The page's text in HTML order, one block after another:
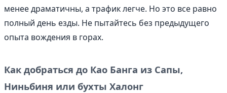
менее драматичны, а трафик легче. Но это все равно
полный день езды. Не пытайтесь без предыдущего
опыта вождения в горах.
Как добраться до Као Банга из Сапы,
Ниньбиня или бухты Халонг